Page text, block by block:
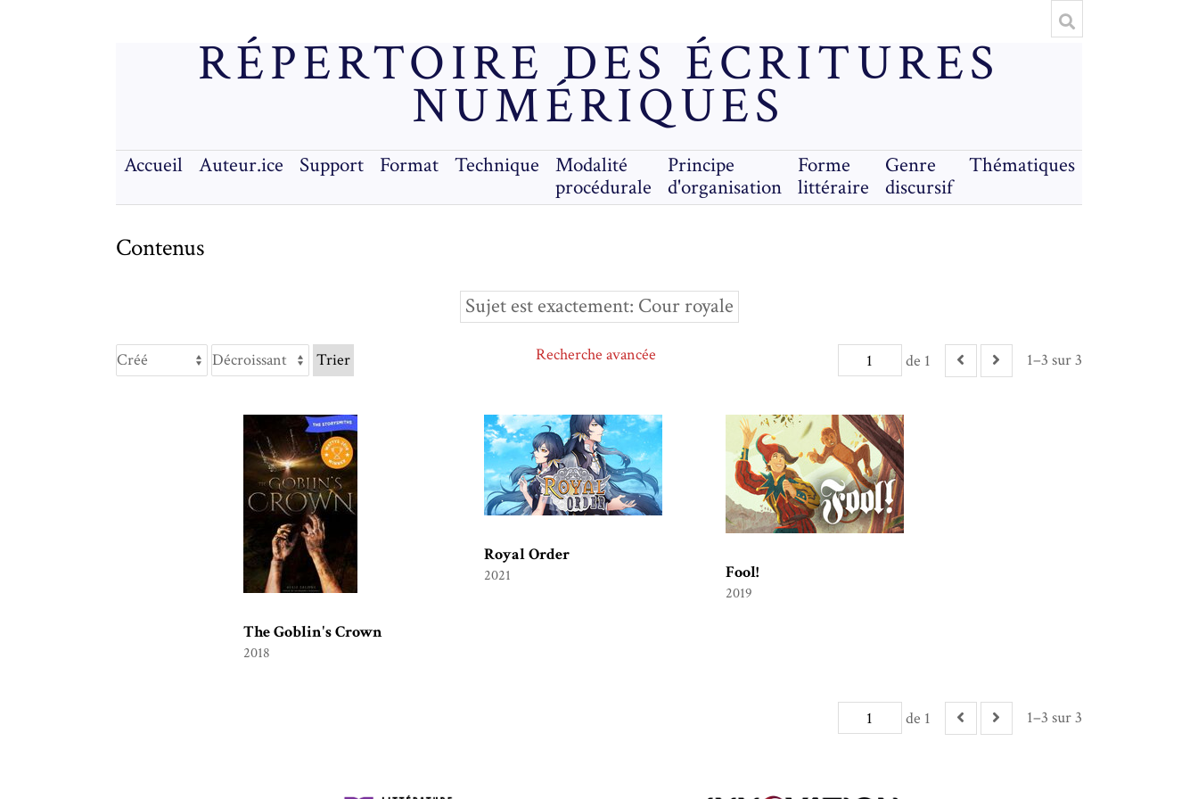
RÉPERTOIRE DES ÉCRITURES
NUMÉRIQUES
Accueil Auteur.ice Support Format Technique
Modalité
procédurale
Principe
d'organisation
Forme
littéraire
Genre
discursif
Thématiques
Contenus
Sujet est exactement Cour royale
de 1 1–3 sur 3
Recherche avancée
Trier
The Goblin's Crown
2018
Royal Order
2021 Fool!
2019
de 1 1–3 sur 3